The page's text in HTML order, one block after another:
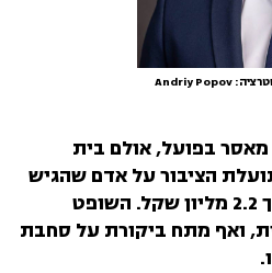
עו"ד אורן סבן | צילום: ארז שטיינר, אילוסטרציה: Andriy Popov
בפועל, אולם בית
הציבור על אדם שהגיש
חשבוניות פיקטיביות בסך 2.2 מליון שקל. השופט
ואף מתח ביקורת על סחבת